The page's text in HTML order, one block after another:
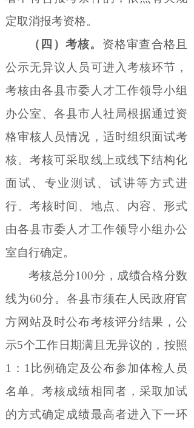
定取消报考资格。
（四）考核。 资格审查合格且
公示无异议人员可进入考核环节，
考核由各县市委人才工作领导小组
办公室、各县市人社局根据通过资
格审核人员情况，适时组织面试考
核。考核可采取线上或线下结构化
面试、专业测试、试讲等方式进
行。考核时间、地点、内容、形式
由各县市委人才工作领导小组办公
室自行确定。
考核总分100分，成绩合格分数
线为60分。各县市须在人民政府官
方网站及时公布考核评分结果，公
示5个工作日期满且无异议的，按照
1
： 1 比例确定及公布参加体检人员
名单。考核成绩相同者，采取加试
的方式确定成绩最高者进入下一环